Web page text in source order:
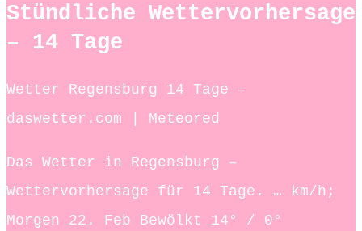
Stündliche Wettervorhersage
– 14 Tage
Wetter Regensburg 14 Tage –
daswetter.com | Meteored
Das Wetter in Regensburg –
Wettervorhersage für 14 Tage. … km/h;
Morgen 22. Feb Bewölkt 14° / 0°